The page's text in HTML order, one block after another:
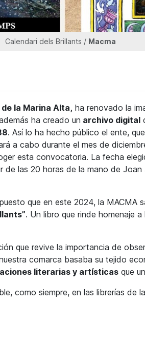
Calendari dels Brillants / Macma
la Marina Alta, ha renovado la
ha creado un archivo digital
. Así lo ha hecho público el ente,
a cabo durante el mes de
esta convocatoria. La fecha
de las 20 horas de la mano de
que en este 2024, la MACMA
. Un libro que rinde homenaje
que revive la importancia de
comarca basaba su tejido
literarias y artísticas que
como siempre, en las librerías de